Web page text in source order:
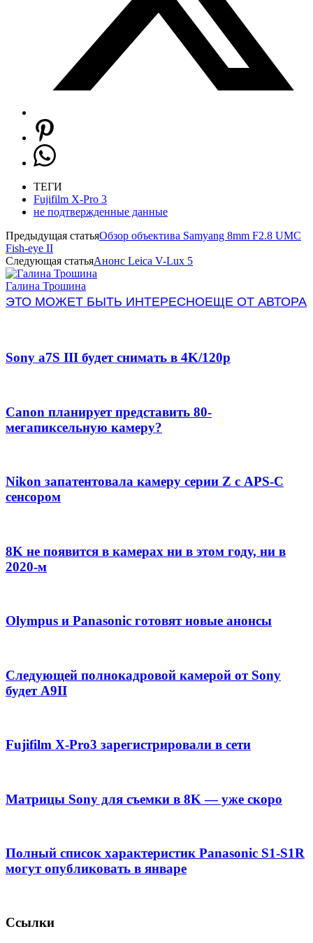
ТЕГИ
Fujifilm X-Pro 3
не подтвержденные данные
Предыдущая статьяОбзор объектива Samyang 8mm F2.8 UMC
Fish-eye II
Следующая статьяАнонс Leica V-Lux 5
Галина Трошина
ЭТО МОЖЕТ БЫТЬ ИНТЕРЕСНОЕЩЕ ОТ АВТОРА
Sony a7S III будет снимать в 4K/120p
Canon планирует представить 80-
мегапиксельную камеру?
Nikon запатентовала камеру серии Z с APS-C
сенсором
8K не появится в камерах ни в этом году, ни в
2020-м
Olympus и Panasonic готовят новые анонсы
Следующей полнокадровой камерой от Sony
будет A9II
Fujifilm X-Pro3 зарегистрировали в сети
Матрицы Sony для съемки в 8K — уже скоро
Полный список характеристик Panasonic S1-S1R
могут опубликовать в январе
Ссылки